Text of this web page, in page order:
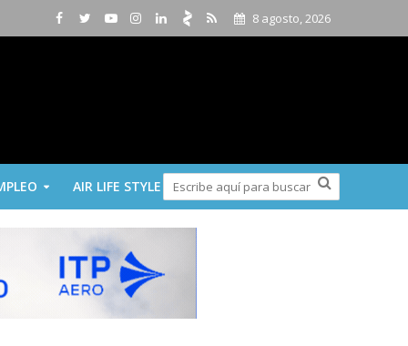
8 agosto, 2026
AIR LIFE STYLE